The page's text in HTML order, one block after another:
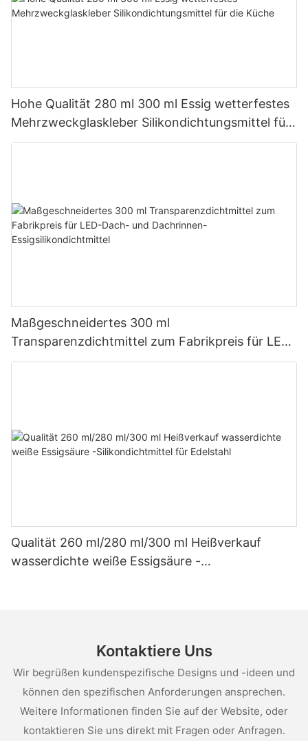
Hohe Qualität 280 ml 300 ml Essig wetterfestes
Mehrzweckglaskleber Silikondichtungsmittel für
die Küche
Maßgeschneidertes 300 ml
Transparenzdichtmittel zum Fabrikpreis für LED-
Dach- und Dachrinnen-Essigsilikondichtmittel
Qualität 260 ml/280 ml/300 ml Heißverkauf
wasserdichte weiße Essigsäure -
Kontaktiere Uns
Wir begrüßen kundenspezifische Designs und -ideen und
können den spezifischen Anforderungen ansprechen.
Weitere Informationen finden Sie auf der Website, oder
kontaktieren Sie uns direkt mit Fragen oder Anfragen.